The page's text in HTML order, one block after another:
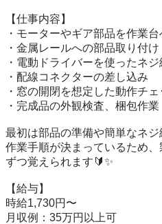
【仕事内容】
・モーターやギア部品を作業
・金属レールへの部品取り付け
・電動ドライバーを使ったネジ
・配線コネクターの差し込み
・窓の開閉を想定した動作チェ
・完成品の外観検査、梱包作業
最初は部品の準備や簡単なネジ
作業手順が決まっているため
ずつ覚えられます🔰✨
【給与】
時給1,730円〜
月収例：35万円以上可